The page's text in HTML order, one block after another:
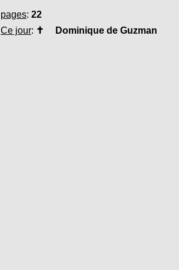
pages: 22
Ce jour: ✝ Dominique de Guzman